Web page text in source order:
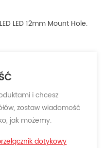
LED 12mm Mount Hole.
i chcesz
zostaw wiadomość
jak możemy.
dotykowy